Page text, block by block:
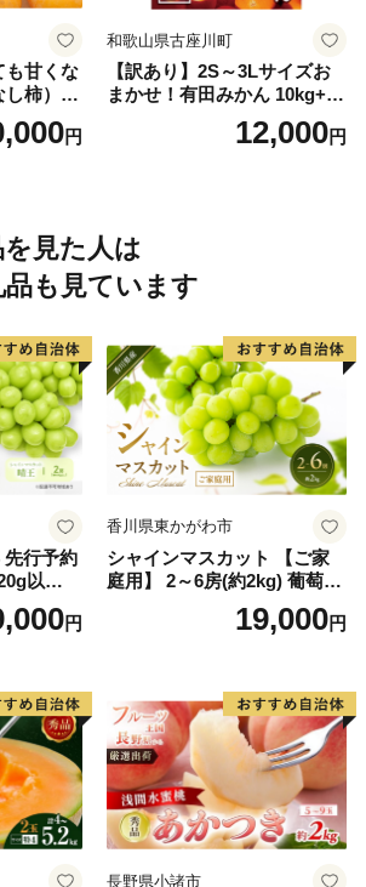
も甘くな
し柿）吊
約60～
円
和歌山県古座川町
【訳あり】2S～3Lサイズお
まかせ！有田みかん 10kg+2k
g保証分 11月から12月下旬ま
でに順次発送致します。 / 訳
12,000円
見た人は
も見ています
先行予約
以
ット 晴
円
香川県東かがわ市
シャインマスカット 【ご家
庭用】 2～6房(約2kg) 葡萄 ぶ
どう ブドウ フルーツ 果物 く
だもの 果実 旬の果物 旬のフ
19,000円
長野県小諸市